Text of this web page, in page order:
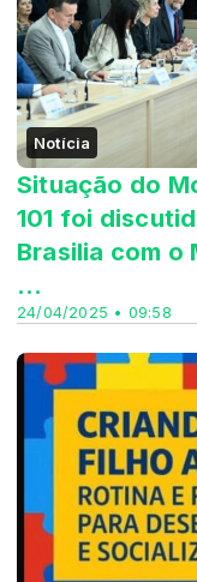
Notícia
24/04/2025 • 09:58
Situação do
101 foi
Brasilia com o
...